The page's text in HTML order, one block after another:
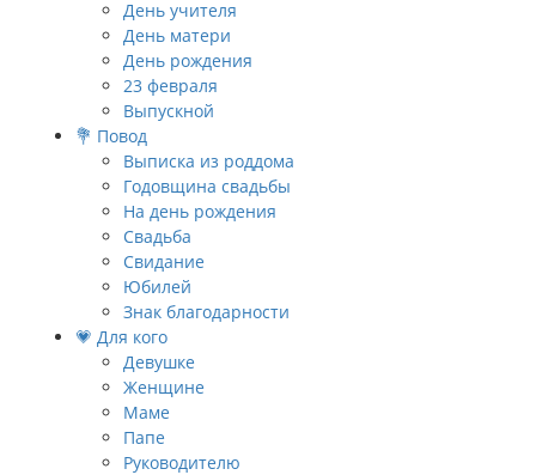
День учителя
День матери
День рождения
23 февраля
Выпускной
💐 Повод
Выписка из роддома
Годовщина свадьбы
На день рождения
Свадьба
Свидание
Юбилей
Знак благодарности
💗 Для кого
Девушке
Женщине
Маме
Папе
Руководителю